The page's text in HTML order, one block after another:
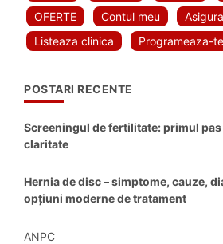
OFERTE
Contul meu
Listeaza clinica
Programeaza-te
POSTARI RECENTE
Screeningul de fertilitate: primul
claritate
Hernia de disc – simptome, cauze,
opțiuni moderne de tratament
ANPC